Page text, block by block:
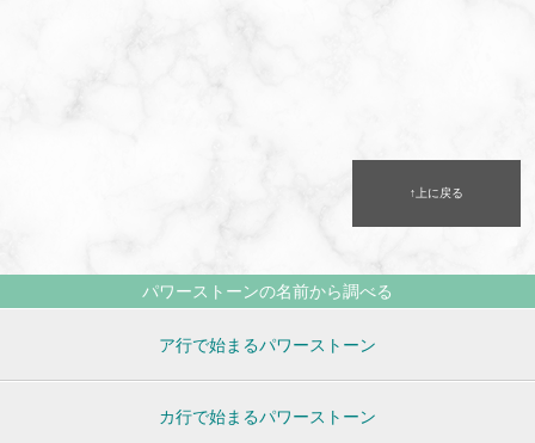
↑上に戻る
パワーストーンの名前から調べる
ア行で始まるパワーストーン
カ行で始まるパワーストーン